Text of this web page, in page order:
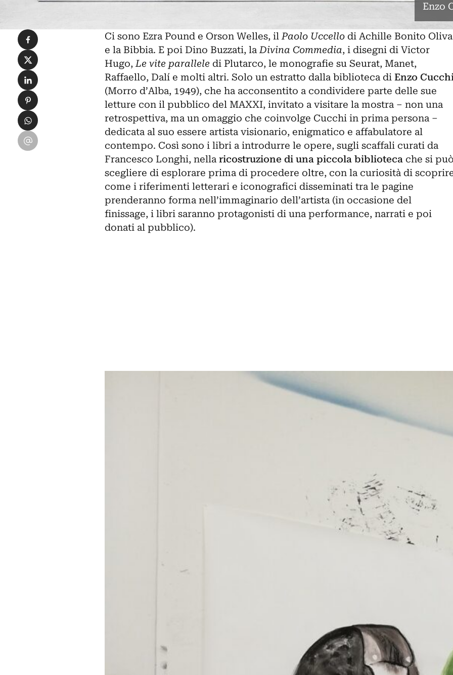
Enzo
Ci sono Ezra Pound e Orson Welles, il Paolo Uccellodi Achille Bonito Oliva
e la Bibbia. E poi Dino Buzzati, laDivina Commedia, i disegni di Victor
Hugo,Le vite paralleledi Plutarco, le monografie su Seurat, Manet,
Raffaello, Dalíe molti altri. Solo un estratto dalla biblioteca di Enzo
(Morro d’Alba, 1949), che ha acconsentito a condividere parte delle sue
letture con il pubblico del MAXXI, invitato a visitare la mostra – non una
retrospettiva, ma un omaggio che coinvolge Cucchi in prima persona –
dedicata al suo essere artista visionario, enigmatico e affabulatore al
contempo. Così sono i libri a introdurre le opere, sugli scaffali curati da
Francesco Longhi, nellaricostruzione di una piccola bibliotecache si può
scegliere di esplorare prima di procedere oltre, con la curiosità di
come i riferimenti letterari e iconografici disseminati tra le pagine
prenderanno forma nell’immaginario dell’artista (in occasione del
finissage, i libri saranno protagonisti di una performance, narrati e poi
donati al pubblico).
Condividi su Facebook
Condividi su X
Condividi su LinkedIn
Condividi su Pinterest
Condividi su WhatsApp
Condividi su Email